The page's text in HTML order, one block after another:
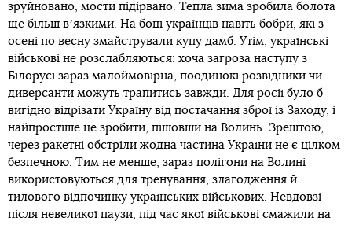
зруйновано, мости підірвано. Тепла зима зробила болота
ще більш вʼязкими. На боці українців навіть бобри, які з
осені по весну змайстрували купу дамб. Утім, українські
військові не розслабляються: хоча загроза наступу з
Білорусі зараз малоймовірна, поодинокі розвідники чи
диверсанти можуть трапитись завжди. Для росії було б
вигідно відрізати Україну від постачання зброї із Заходу, і
найпростіше це зробити, пішовши на Волинь. Зрештою,
через ракетні обстріли жодна частина України не є цілком
безпечною. Тим не менше, зараз полігони на Волині
використовуються для тренування, злагодження й
тилового відпочинку українських військових. Невдовзі
після невеликої паузи, під час якої військові смажили на